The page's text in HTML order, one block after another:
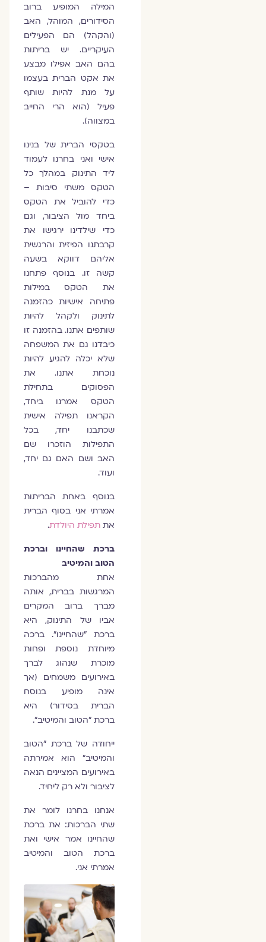
המילה המופיע ברוב
הסידורים, המוהל, האב
(והקהל) הם הפעילים
העיקריים. יש בריתות
בהם האב אפילו מבצע
את אקט הברית בעצמו
על מנת להיות שותף
פעיל (הוא הרי החייב
במצווה).
בטקסי הברית של בנינו
אישי ואני בחרנו לעמוד
ליד התינוק במהלך כל
הטקס משתי סיבות –
כדי להוביל את הטקס
ביחד מול הציבור, וגם
כדי שילדינו ירגישו את
קרבתנו הפיזית והרגשית
אליהם דווקא בשעה
קשה זו. בנוסף פתחנו
את הטקס במילות
פתיחה אישיות כהזמנה
לתינוק ולקהל להיות
שותפים אתנו. בהזמנה זו
כיבדנו גם את המשפחה
שלא יכלה להגיע להיות
נוכחת אתנו. את
הפסוקים בתחילת
הטקס אמרנו ביחד,
הקראנו תפילה אישית
שכתבנו יחד, בכל
התפילות הוזכרו שם
האב ושם האם גם יחד,
ועוד.
בנוסף באחת הבריתות
אמרתי אני בסוף הברית
אתתפילת היולדת.
ברכת שהחיינו וברכת
הטוב והמיטיב
אחת מהברכות
המרגשות בברית, אותה
מברך ברוב המקרים
אביו של התינוק, היא
ברכת "שהחיינו". ברכה
מיוחדת נוספת ופחות
מוכרת שנהוג לברך
באירועים משמחים (אך
אינה מופיע בנוסח
הברית בסידור) היא
ברכת "הטוב והמיטיב".
ייחודה של ברכת "הטוב
והמיטיב" הוא אמירתה
באירועים המציינים הנאה
לציבור ולא רק ליחיד.
אנחנו בחרנו לומר את
שתי הברכות: את ברכת
שהחיינו אמר אישי ואת
ברכת הטוב והמיטיב
אמרתי אני.